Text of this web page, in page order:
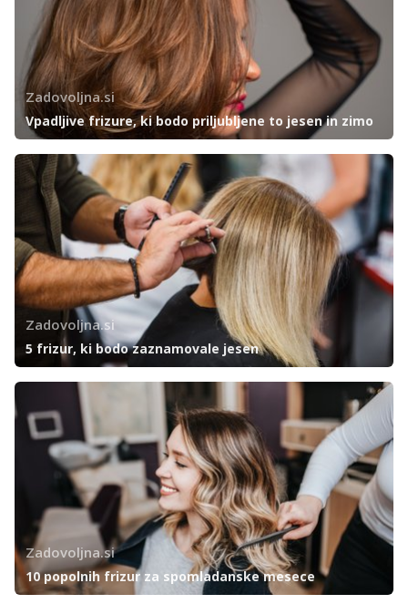
Zadovoljna.si
Vpadljive frizure, ki bodo priljubljene to jesen in zimo
Zadovoljna.si
5 frizur, ki bodo zaznamovale jesen
Zadovoljna.si
10 popolnih frizur za spomladanske mesece